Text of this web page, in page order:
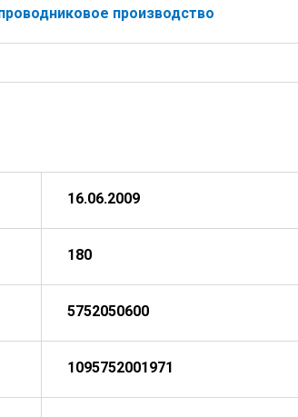
производство
16.06.2009
180
5752050600
1095752001971